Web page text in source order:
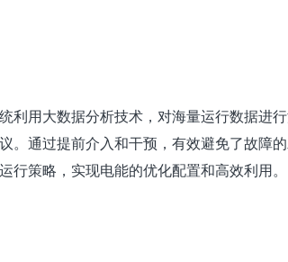
利用大数据分析技术，对海量运行数据进
。通过提前介入和干预，有效避免了故障
策略，实现电能的优化配置和高效利用。